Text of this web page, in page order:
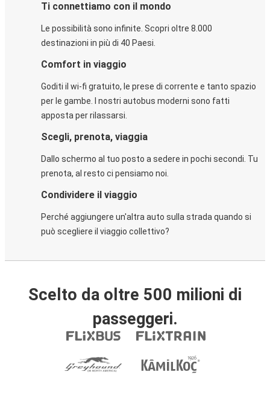
Ti connettiamo con il mondo
Le possibilità sono infinite. Scopri oltre 8.000
destinazioni in più di 40 Paesi.
Comfort in viaggio
Goditi il wi-fi gratuito, le prese di corrente e tanto spazio
per le gambe. I nostri autobus moderni sono fatti
apposta per rilassarsi.
Scegli, prenota, viaggia
Dallo schermo al tuo posto a sedere in pochi secondi. Tu
prenota, al resto ci pensiamo noi.
Condividere il viaggio
Perché aggiungere un'altra auto sulla strada quando si
può scegliere il viaggio collettivo?
Scelto da oltre 500 milioni di
passeggeri.